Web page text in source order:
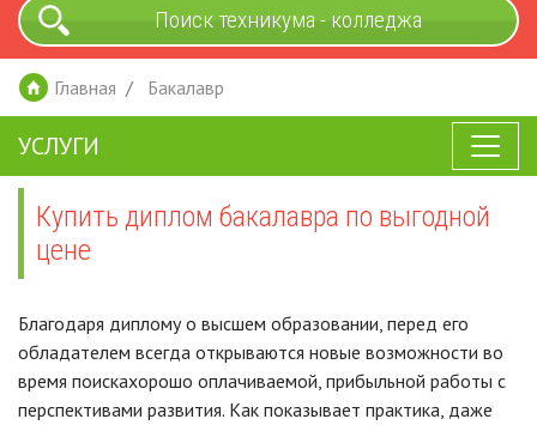
Поиск техникума - колледжа
Главная Бакалавр
УСЛУГИ
Купить диплом бакалавра по выгодной
цене
Благодаря диплому о высшем образовании, перед его
обладателем всегда открываются новые возможности во
время поискахорошо оплачиваемой, прибыльной работы с
перспективами развития. Как показывает практика, даже